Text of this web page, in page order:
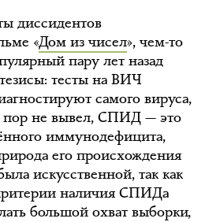
диссидентов
«Дом из чисел», чем-то
пару лет назад
тесты на ВИЧ
самого вируса,
пор не вывел, СПИД — это
иммунодефицита,
его происхождения
искусственной, так как
наличия СПИДа
большой охват выборки,